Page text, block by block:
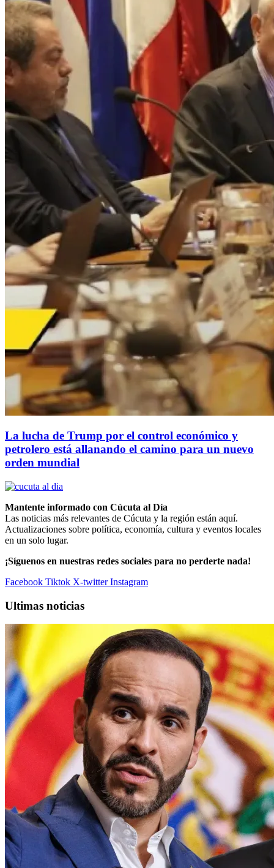
La lucha de Trump por el control económico y
petrolero está allanando el camino para un nuevo
orden mundial
Mantente informado con Cúcuta al Día
Las noticias más relevantes de Cúcuta y la región están aquí.
Actualizaciones sobre política, economía, cultura y eventos locales
en un solo lugar.
¡Síguenos en nuestras redes sociales para no perderte nada!
Facebook Tiktok X-twitter Instagram
Ultimas noticias